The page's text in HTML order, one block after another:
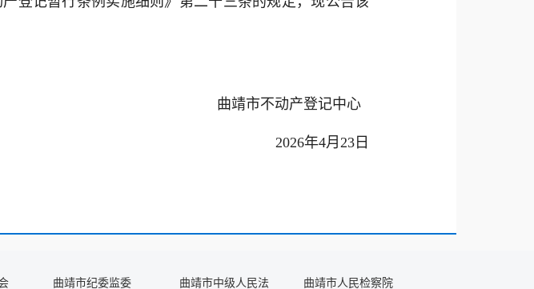
曲靖市不动产登记中心
2026年4月23日
曲靖市纪委监委 曲靖市中级人民法 曲靖市人民检察院